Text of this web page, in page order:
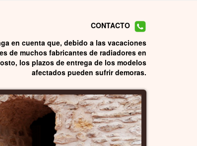
CONTACTO
en cuenta que, debido a las vacaciones
de muchos fabricantes de radiadores en
los plazos de entrega de los modelos
afectados pueden sufrir demoras.